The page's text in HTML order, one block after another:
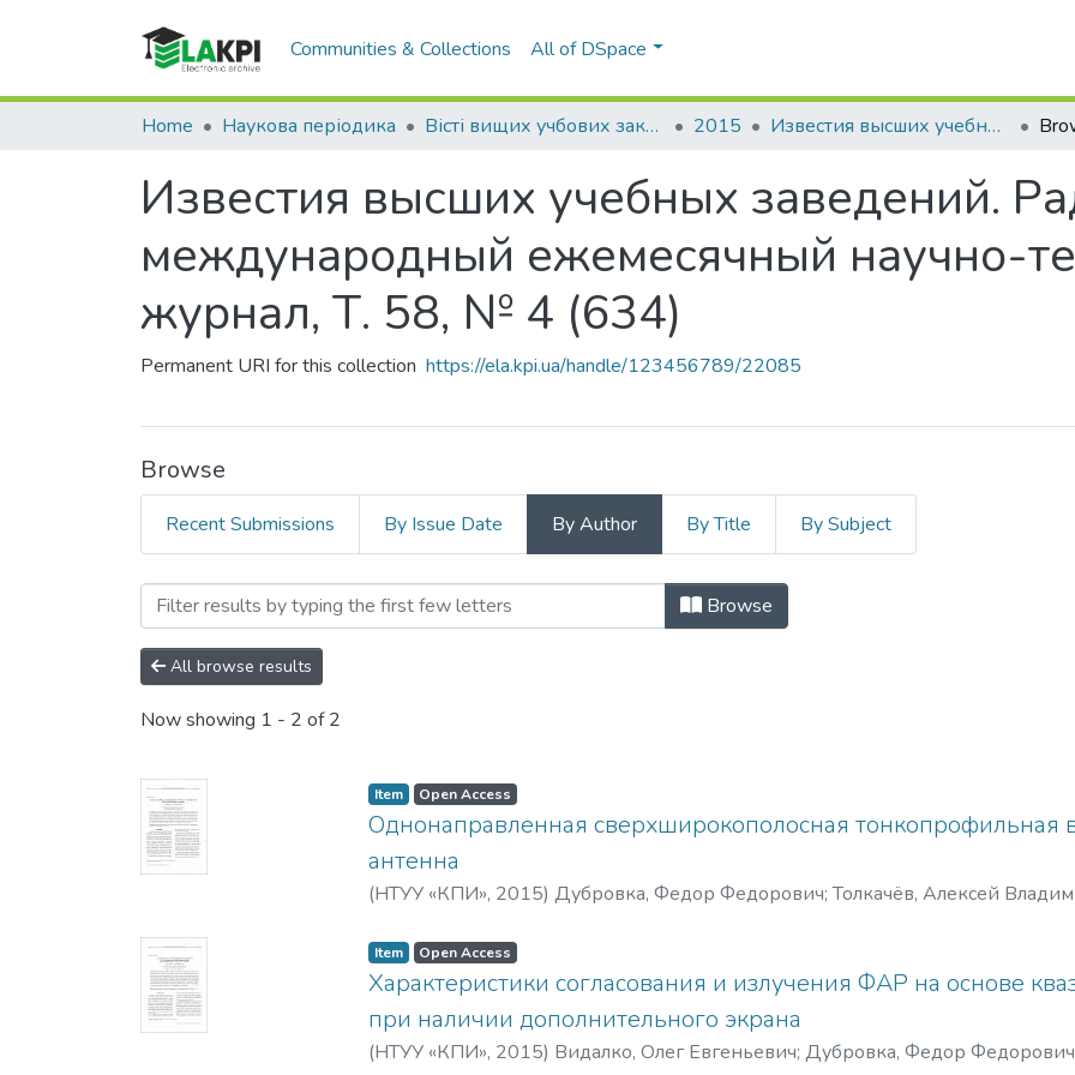
Communities & Collections All of DSpace
Home Наукова періодика Вісті вищих учбових закладів. Радіоелектроніка 2015 Известия высших учебных заведений. Радиоэлектроника: международный ежемесячный научно-технический журнал, Т. 58, № 4 (634)
Известия высших учебных заведений.
международный ежемесячный научно-
журнал, Т. 58, № 4 (634)
Permanent URI for this collection https://ela.kpi.ua/handle/123456789/22085
Browse
Recent Submissions By Issue Date By Author By Title By Subject
Browsing Известия высших учебных заведений.
Browse
All browse results
Now showing 1 - 2 of 2
Item Open Access
Однонаправленная сверхширокополосная тонкопрофильная
антенна
(НТУУ «КПИ», 2015) Дубровка, Федор Федорович;Толкачёв, Алексей
Item Open Access
Характеристики согласования и излучения ФАР на основе
при наличии дополнительного экрана
(НТУУ «КПИ», 2015) Видалко, Олег Евгеньевич; Дубровка, Федор Федорович